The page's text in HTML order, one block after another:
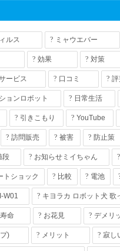
ルス ミャウエバー
効果 対策
ービス 口コミ 評
ョンロボット 日常生活
引きこもり YouTube
訪問販売 被害 防止策
段 お知らせミイちゃん
トショック 比較 電池
W01 キヨラカ ロボット犬 歌
寿命 お花見 デメリ
) メリット 寂し